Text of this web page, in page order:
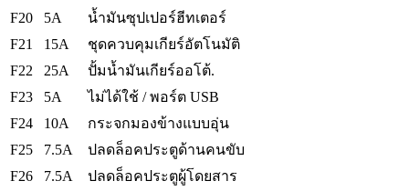
F20
5A
น้ำมันซุปเปอร์ฮีทเตอร์
F21
15A
ชุดควบคุมเกียร์อัตโนมัติ
F22
25A
ปั้มน้ำมันเกียร์ออโต้.
F23
5A
ไม่ได้ใช้ / พอร์ต USB
F24
10A
กระจกมองข้างแบบอุ่น
F25
7.5A
ปลดล็อคประตูด้านคนขับ
F26
7.5A
ปลดล็อคประตูผู้โดยสาร